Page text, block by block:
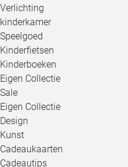
Verlichting
kinderkamer
Speelgoed
Kinderfietsen
Kinderboeken
Eigen Collectie
Sale
Eigen Collectie
Design
Kunst
Cadeaukaarten
Cadeautips